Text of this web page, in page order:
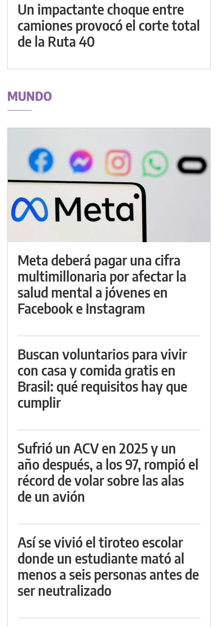
Un impactante choque entre
camiones provocó el corte total
de la Ruta 40
MUNDO
Meta deberá pagar una cifra
multimillonaria por afectar la
salud mental a jóvenes en
Facebook e Instagram
Buscan voluntarios para vivir
con casa y comida gratis en
Brasil: qué requisitos hay que
cumplir
Sufrió un ACV en 2025 y un
año después, a los 97, rompió el
récord de volar sobre las alas
de un avión
Así se vivió el tiroteo escolar
donde un estudiante mató al
menos a seis personas antes de
ser neutralizado